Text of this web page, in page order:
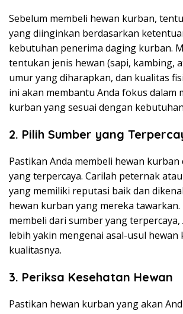
Sebelum membeli hewan kurban,
yang diinginkan berdasarkan
kebutuhan penerima daging kurban.
tentukan jenis hewan (sapi, kambing,
umur yang diharapkan, dan kualitas
ini akan membantu Anda fokus dalam
kurban yang sesuai dengan
2. Pilih Sumber yang
Pastikan Anda membeli hewan
yang terpercaya. Carilah peternak
yang memiliki reputasi baik dan
hewan kurban yang mereka tawarkan.
membeli dari sumber yang terpercaya,
lebih yakin mengenai asal-usul hewan
kualitasnya.
3. Periksa Kesehatan Hewan
Pastikan hewan kurban yang akan